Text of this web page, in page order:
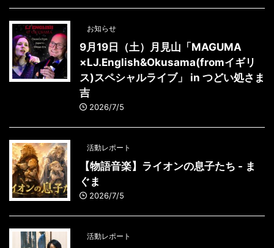
お知らせ
9月19日（土）月見山「MAGUMA
×LJ.English&Okusama(fromイギリ
ス)スペシャルライブ」 in つどい処さま
吉
2026/7/5
活動レポート
【物語音楽】ライオンの息子たち - ま
ぐま
2026/7/5
活動レポート